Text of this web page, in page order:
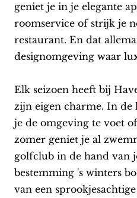
geniet je in je elegante
roomservice of strijk je
restaurant. En dat
designomgeving waar
Elk seizoen heeft bij
zijn eigen charme. In de
je de omgeving te voet
zomer geniet je al
golfclub in de hand van
bestemming 's winters
van een